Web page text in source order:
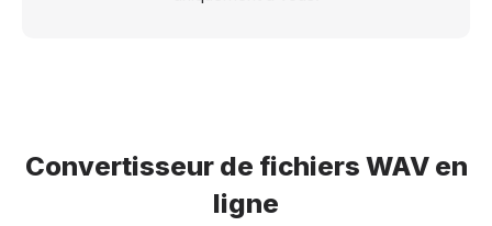
Convertisseur de fichiers WAV en
ligne